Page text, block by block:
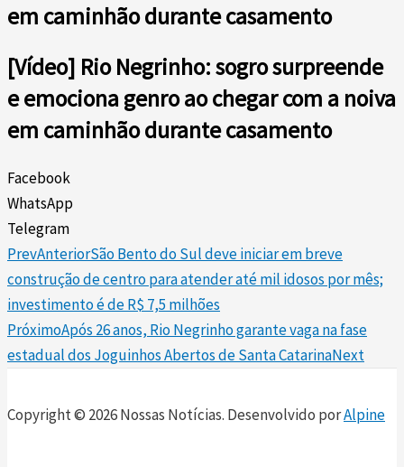
em caminhão durante casamento
[Vídeo] Rio Negrinho: sogro surpreende
e emociona genro ao chegar com a noiva
em caminhão durante casamento
Facebook
WhatsApp
Telegram
PrevAnteriorSão Bento do Sul deve iniciar em breve
construção de centro para atender até mil idosos por mês;
investimento é de R$ 7,5 milhões
PróximoApós 26 anos, Rio Negrinho garante vaga na fase
estadual dos Joguinhos Abertos de Santa CatarinaNext
Copyright © 2026 Nossas Notícias. Desenvolvido porAlpine